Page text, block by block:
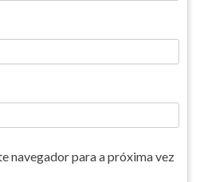
navegador para a próxima vez